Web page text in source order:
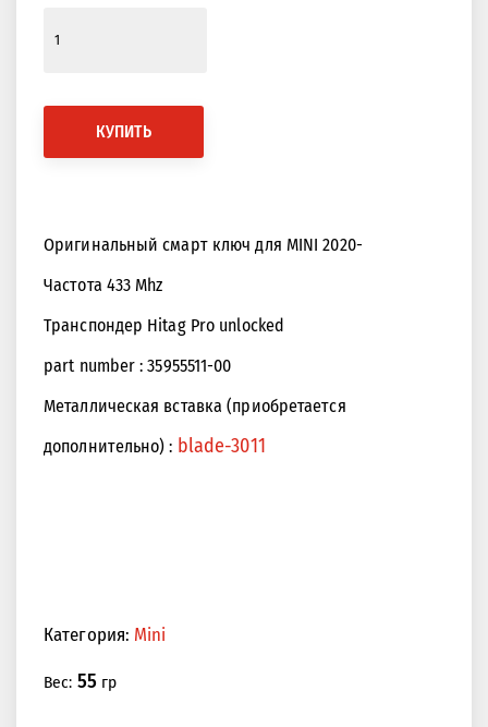
КУПИТЬ
Оригинальный смарт ключ для MINI 2020-
Частота 433 Mhz
Транспондер Hitag Pro unlocked
part number : 35955511-00
Металлическая вставка (приобретается
дополнительно) : blade-3011
Категория: Mini
Вес: 55гр